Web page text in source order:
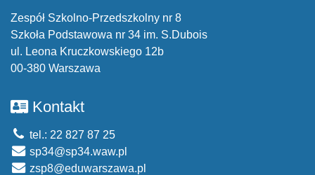
Zespół Szkolno-Przedszkolny nr 8
Szkoła Podstawowa nr 34 im. S.Dubois
ul. Leona Kruczkowskiego 12b
00-380 Warszawa
Kontakt
tel.: 22 827 87 25
sp34@sp34.waw.pl
zsp8@eduwarszawa.pl